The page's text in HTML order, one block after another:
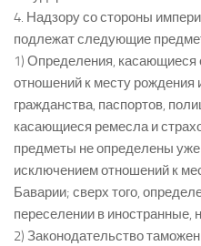
4. Надзору со стороны
подлежат следующие
1) Определения, касающиеся
отношений к месту рождения
гражданства, паспортов,
касающиеся ремесла и
предметы не определены уже
исключением отношений к
Баварии; сверх того,
переселении в иностранные,
2) Законодательство